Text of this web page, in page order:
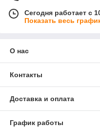
коробок, среди которых вы
вариант для мужчин и
праздников.
Преимущества
боксов и коробок
Все заказы оформлены с
Сегодня работает с
Показать весь
О нас
Контакты
Доставка и оплата
График работы